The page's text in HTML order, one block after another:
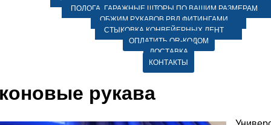
ПОЛОГА, ГАРАЖНЫЕ ШТОРЫ ПО ВАШИМ РАЗМЕРАМ
ОБЖИМ РУКАВОВ РВД ФИТИНГАМИ
СТЫКОВКА КОНВЕЙЕРНЫХ ЛЕНТ
ОПЛАТИТЬ QR-КОДОМ
ДОСТАВКА
КОНТАКТЫ
рукава